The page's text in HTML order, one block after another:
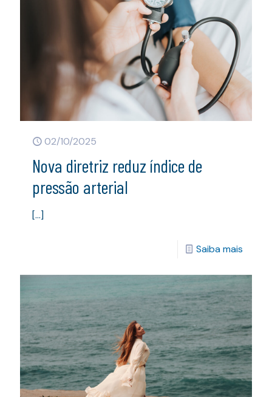
02/10/2025
Nova diretriz reduz índice de
pressão arterial
[…]
Saiba mais